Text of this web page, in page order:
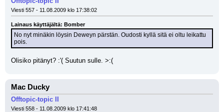
Viesti 557 - 11.08.2009 klo 17:38:02
Lainaus käyttäjältä: Bomber
No nyt minäkin löysin Deweyn pärstän. Oudosti kyllä sitä ei oltu leikattu
pois.
Olisiko pitänyt? :'( Suutun sulle. >:(
Mac Ducky
Offtopic-topic II
Viesti 558 - 11.08.2009 klo 17:41:48